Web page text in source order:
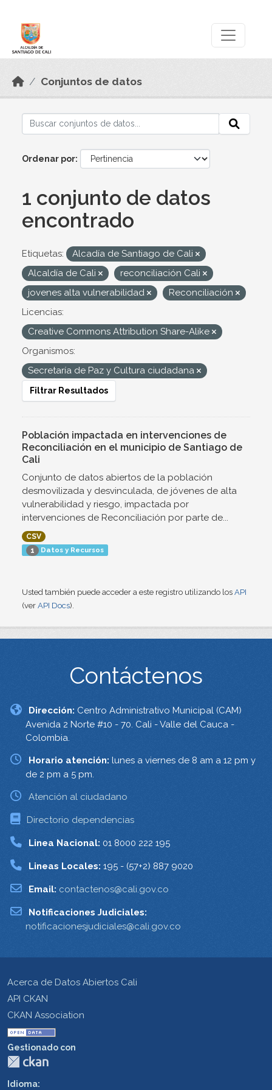
Conjuntos de datos
Ordenar por
1 conjunto de datos
encontrado
Etiquetas:
Alcadía de Santiago de Cali
Alcaldía de Cali
reconciliación Cali
jovenes alta vulnerabilidad
Reconciliación
Licencias:
Creative Commons Attribution Share-Alike
Organismos:
Secretaría de Paz y Cultura ciudadana
Filtrar Resultados
Población impactada en intervenciones de
Reconciliación en el municipio de Santiago de
Cali
Conjunto de datos abiertos de la población
desmovilizada y desvinculada, de jóvenes de alta
vulnerabilidad y riesgo, impactada por
intervenciones de Reconciliación por parte de...
CSV
1 Datos y Recursos
Usted también puede acceder a este registro utilizando los API
(ver API Docs).
Contáctenos
Dirección: Centro Administrativo Municipal (CAM)
Avenida 2 Norte #10 - 70. Cali - Valle del Cauca -
Colombia.
Horario atención: lunes a viernes de 8 am a 12 pm y
de 2 pm a 5 pm.
Atención al ciudadano
Directorio dependencias
Linea Nacional: 01 8000 222 195
Lineas Locales: 195 - (57+2) 887 9020
Email: contactenos@cali.gov.co
Notificaciones Judiciales:
notificacionesjudiciales@cali.gov.co
Acerca de Datos Abiertos Cali
API CKAN
CKAN Association
Gestionado con
Idioma